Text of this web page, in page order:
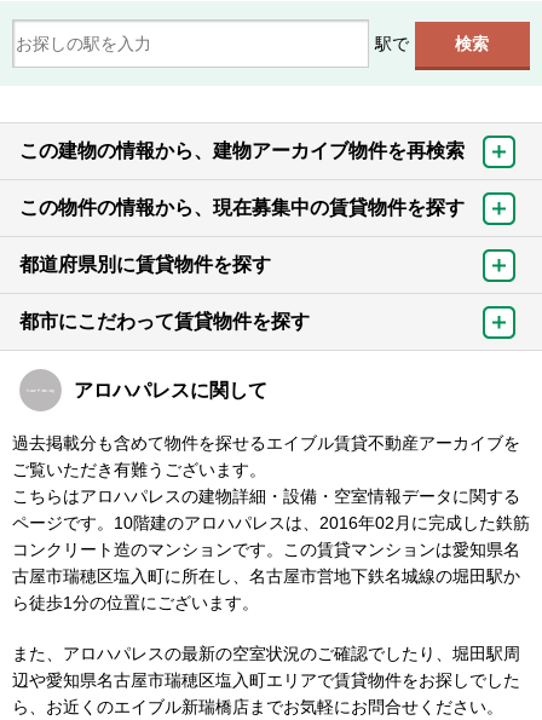
駅で
この建物の情報から、建物アーカイブ物件を再検索
この物件の情報から、現在募集中の賃貸物件を探す
都道府県別に賃貸物件を探す
都市にこだわって賃貸物件を探す
アロハパレスに関して
過去掲載分も含めて物件を探せるエイブル賃貸不動産アーカイブを
ご覧いただき有難うございます。
こちらはアロハパレスの建物詳細・設備・空室情報データに関する
ページです。10階建のアロハパレスは、2016年02月に完成した鉄筋
コンクリート造のマンションです。この賃貸マンションは愛知県名
古屋市瑞穂区塩入町に所在し、名古屋市営地下鉄名城線の堀田駅か
ら徒歩1分の位置にございます。
また、アロハパレスの最新の空室状況のご確認でしたり、堀田駅周
辺や愛知県名古屋市瑞穂区塩入町エリアで賃貸物件をお探しでした
ら、お近くのエイブル新瑞橋店までお気軽にお問合せください。